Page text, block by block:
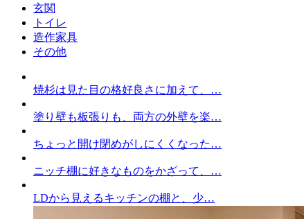
玄関
トイレ
造作家具
その他
焼杉は見た目の格好良さに加えて、…
塗り壁も板張りも、両方の外壁を楽…
ちょっと開け閉めがしにくくなった…
ニッチ棚に好きなものをかざって、…
LDから見えるキッチンの棚と、少…